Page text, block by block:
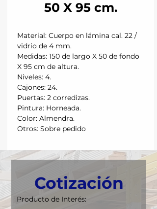
50 X 95 cm.
Material: Cuerpo en lámina cal. 22 /
vidrio de 4 mm.
Medidas: 150 de largo X 50 de fondo
X 95 cm de altura.
Niveles: 4.
Cajones: 24.
Puertas: 2 corredizas.
Pintura: Horneada.
Color: Almendra.
Otros: Sobre pedido
Cotización
Producto de Interés: